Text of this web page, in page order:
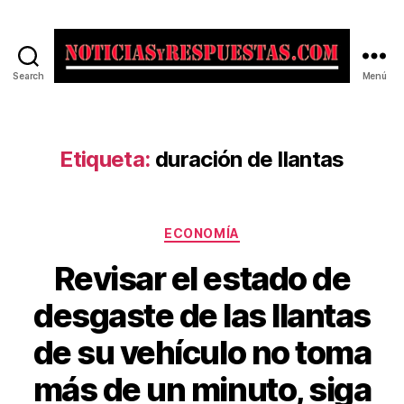
Search Menú
Etiqueta: duración de llantas
Categorías
ECONOMÍA
Revisar el estado de
desgaste de las llantas
de su vehículo no toma
más de un minuto, siga